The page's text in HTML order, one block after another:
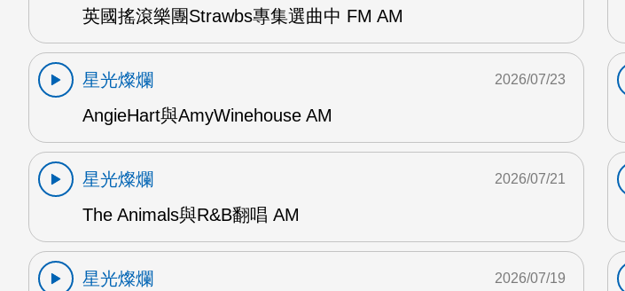
英國搖滾樂團Strawbs專集選曲中 FM AM
星光燦爛
AngieHart與AmyWinehouse AM
2026/07/23
星光燦爛
The Animals與R&B翻唱 AM
2026/07/21
星光燦爛
2026/07/19